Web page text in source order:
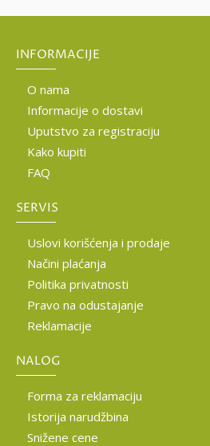
INFORMACIJE
O nama
Informacije o dostavi
Uputstvo za registraciju
Kako kupiti
FAQ
SERVIS
Uslovi korišćenja i prodaje
Načini plaćanja
Politika privatnosti
Pravo na odustajanje
Reklamacije
NALOG
Forma za reklamaciju
Istorija narudžbina
Snižene cene